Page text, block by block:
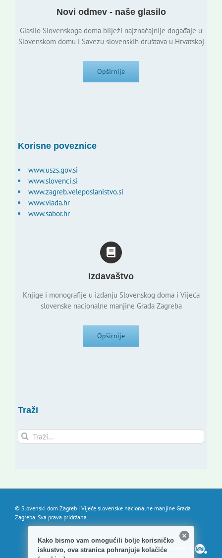
Novi odmev - naše glasilo
Glasilo Slovenskoga doma bilježi najznačajnije događaje u
Slovenskom domu i Savezu slovenskih društava u Hrvatskoj
Opširnije
Korisne poveznice
www.uszs.gov.si
www.slovenci.si
www.zagreb.veleposlanistvo.si
www.vlada.hr
www.sabor.hr
Izdavaštvo
Knjige i monografije u izdanju Slovenskog doma i Vijeća
slovenske nacionalne manjine Grada Zagreba
Opširnije
Traži
Traži...
© Slovenski dom Zagreb i Vijeće slovenske nacionalne manjine Grada
Zagreba. Sva prava pridržana.
Powered by
Kako bismo vam omogućili bolje korisničko
iskustvo, ova stranica pohranjuje kolačiće